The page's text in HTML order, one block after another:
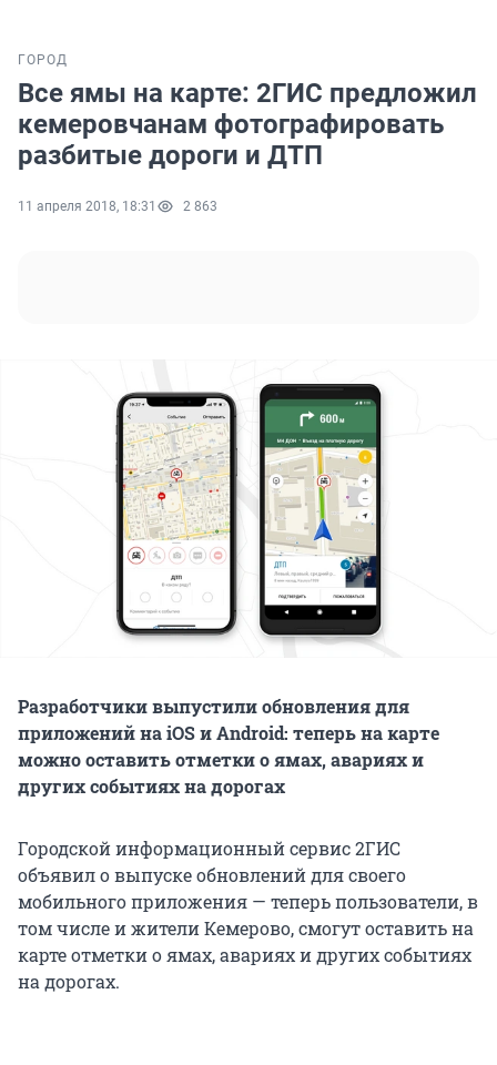
ГОРОД
Все ямы на карте: 2ГИС предложил
кемеровчанам фотографировать
разбитые дороги и ДТП
11 апреля 2018, 18:31 2 863
Разработчики выпустили обновления для
приложений на iOS и Android: теперь на карте
можно оставить отметки о ямах, авариях и
других событиях на дорогах
Городской информационный сервис 2ГИС
объявил о выпуске обновлений для своего
мобильного приложения — теперь пользователи, в
том числе и жители Кемерово, смогут оставить на
карте отметки о ямах, авариях и других событиях
на дорогах.